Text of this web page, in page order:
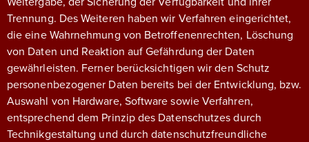
Trennung. Des Weiteren haben wir Verfahren eingerichtet,
die eine Wahrnehmung von Betroffenenrechten, Löschung
von Daten und Reaktion auf Gefährdung der Daten
gewährleisten. Ferner berücksichtigen wir den Schutz
personenbezogener Daten bereits bei der Entwicklung, bzw.
Auswahl von Hardware, Software sowie Verfahren,
entsprechend dem Prinzip des Datenschutzes durch
Technikgestaltung und durch datenschutzfreundliche